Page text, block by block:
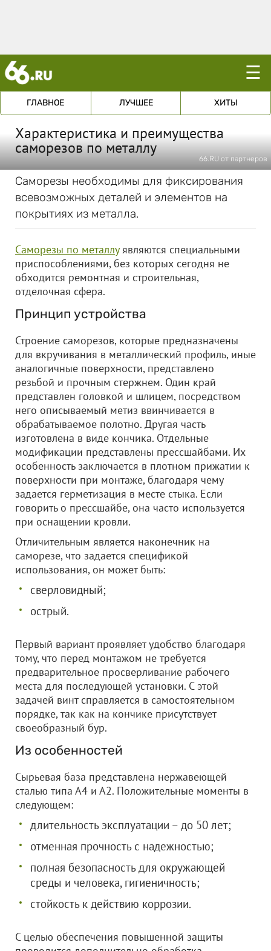
☰
ГЛАВНОЕ ЛУЧШЕЕ ХИТЫ
Характеристика и преимущества
саморезов по металлу
66.RU от партнеров
Саморезы необходимы для фиксирования
всевозможных деталей и элементов на
покрытиях из металла.
Саморезы по металлуявляются специальными
приспособлениями, без которых сегодня не
обходится ремонтная и строительная,
отделочная сфера.
Принцип устройства
Строение саморезов, которые предназначены
для вкручивания в металлический профиль, иные
аналогичные поверхности, представлено
резьбой и прочным стержнем. Один край
представлен головкой и шлицем, посредством
него описываемый метиз ввинчивается в
обрабатываемое полотно. Другая часть
изготовлена в виде кончика. Отдельные
модификации представлены прессшайбами. Их
особенность заключается в плотном прижатии к
поверхности при монтаже, благодаря чему
задается герметизация в месте стыка. Если
говорить о прессшайбе, она часто используется
при оснащении кровли.
Отличительным является наконечник на
саморезе, что задается спецификой
использования, он может быть:
сверловидный;
острый.
Первый вариант проявляет удобство благодаря
тому, что перед монтажом не требуется
предварительное просверливание рабочего
места для последующей установки. С этой
задачей винт справляется в самостоятельном
порядке, так как на кончике присутствует
своеобразный бур.
Из особенностей
Сырьевая база представлена нержавеющей
сталью типа А4 и А2. Положительные моменты в
следующем:
длительность эксплуатации – до 50 лет;
отменная прочность с надежностью;
полная безопасность для окружающей
среды и человека, гигиеничность;
стойкость к действию коррозии.
С целью обеспечения повышенной защиты